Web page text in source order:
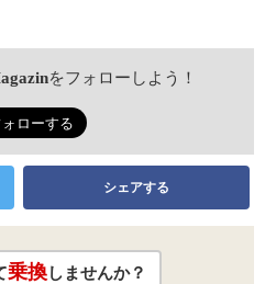
をフォローしよう！
シェアする
乗換しませんか？